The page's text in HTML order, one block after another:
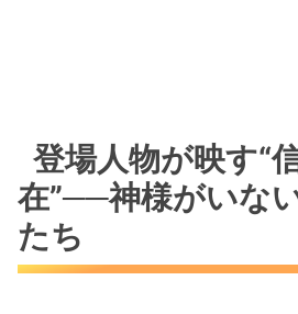
登場人物が映す“
在”──神様がいな
たち